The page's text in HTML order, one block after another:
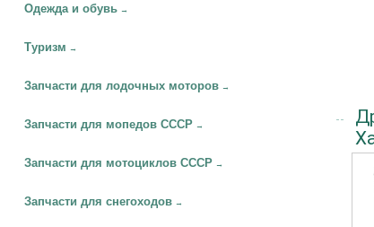
Одежда и обувь →
Туризм →
Запчасти для лодочных моторов →
Запчасти для мопедов СССР →
Запчасти для мотоциклов СССР →
Запчасти для снегоходов →